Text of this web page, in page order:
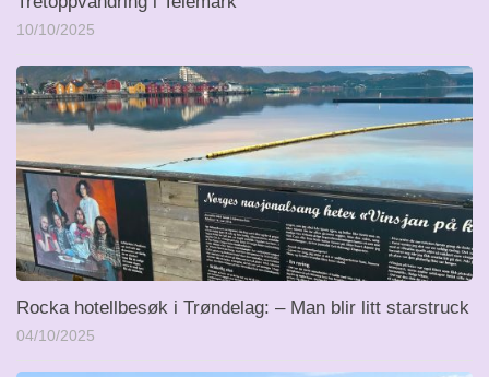
10/10/2025
Rocka hotellbesøk i Trøndelag: – Man blir litt starstruck
04/10/2025